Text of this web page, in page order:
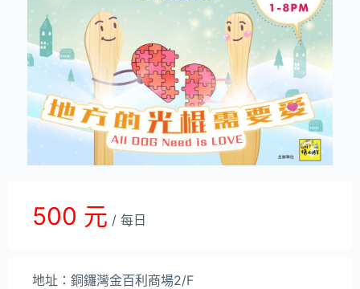
500 元 / 每日
地址：銅鑼灣金百利商場2/F